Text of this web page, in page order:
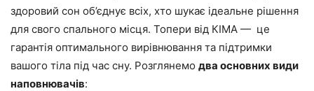
здоровий сон об’єднує всіх, хто шукає ідеальне рішення
для свого спального місця. Топери від КІМА — це
гарантія оптимального вирівнювання та підтримки
вашого тіла під час сну. Розглянемо два основних види
наповнювачів: